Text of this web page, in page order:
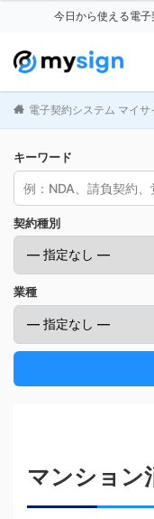
今日から使える電
電子契約システム マイ
キーワード
契約種別
業種
マンション